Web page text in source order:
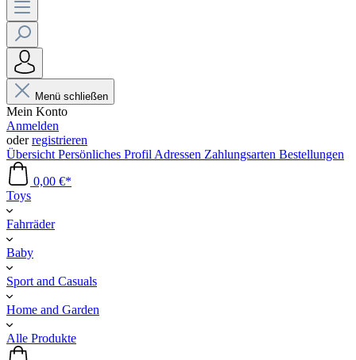
Menü schließen
Mein Konto
Anmelden
oderregistrieren
Übersicht Persönliches Profil Adressen Zahlungsarten Bestellungen
0,00 €*
Toys
Fahrräder
Baby
Sport and Casuals
Home and Garden
Alle Produkte